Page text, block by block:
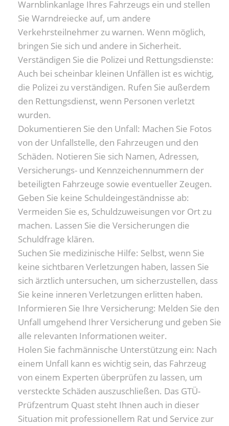
Warnblinkanlage Ihres Fahrzeugs ein und stellen
Sie Warndreiecke auf, um andere
Verkehrsteilnehmer zu warnen. Wenn möglich,
bringen Sie sich und andere in Sicherheit.
Verständigen Sie die Polizei und Rettungsdienste:
Auch bei scheinbar kleinen Unfällen ist es wichtig,
die Polizei zu verständigen. Rufen Sie außerdem
den Rettungsdienst, wenn Personen verletzt
wurden.
Dokumentieren Sie den Unfall: Machen Sie Fotos
von der Unfallstelle, den Fahrzeugen und den
Schäden. Notieren Sie sich Namen, Adressen,
Versicherungs- und Kennzeichennummern der
beteiligten Fahrzeuge sowie eventueller Zeugen.
Geben Sie keine Schuldeingeständnisse ab:
Vermeiden Sie es, Schuldzuweisungen vor Ort zu
machen. Lassen Sie die Versicherungen die
Schuldfrage klären.
Suchen Sie medizinische Hilfe: Selbst, wenn Sie
keine sichtbaren Verletzungen haben, lassen Sie
sich ärztlich untersuchen, um sicherzustellen, dass
Sie keine inneren Verletzungen erlitten haben.
Informieren Sie Ihre Versicherung: Melden Sie den
Unfall umgehend Ihrer Versicherung und geben Sie
alle relevanten Informationen weiter.
Holen Sie fachmännische Unterstützung ein: Nach
einem Unfall kann es wichtig sein, das Fahrzeug
von einem Experten überprüfen zu lassen, um
versteckte Schäden auszuschließen. Das GTÜ-
Prüfzentrum Quast steht Ihnen auch in dieser
Situation mit professionellem Rat und Service zur